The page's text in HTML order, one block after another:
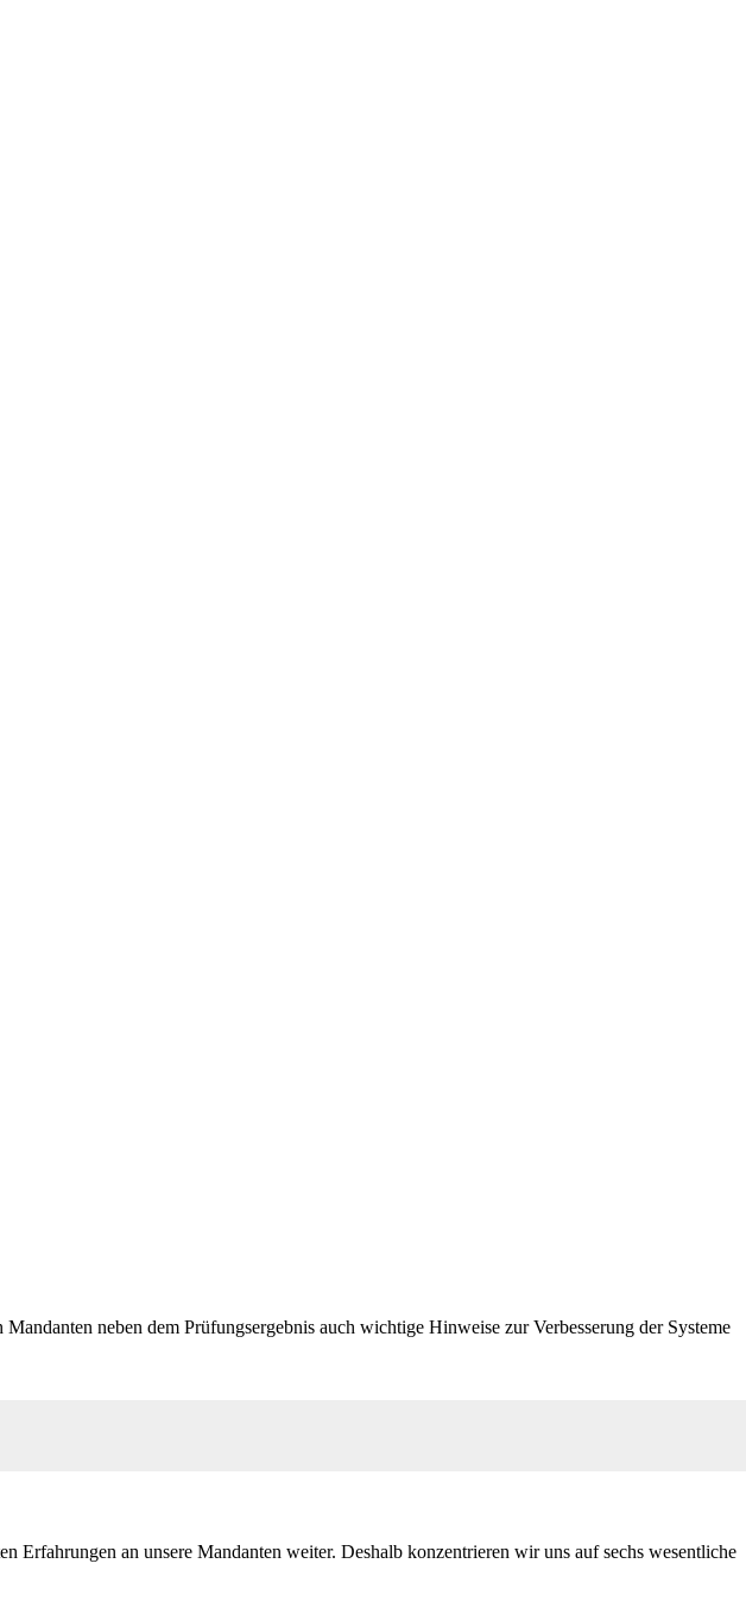
neben dem Prüfungsergebnis auch wichtige Hinweise zur Verbesserung der Systeme
Erfahrungen an unsere Mandanten weiter. Deshalb konzentrieren wir uns auf sechs wesentliche